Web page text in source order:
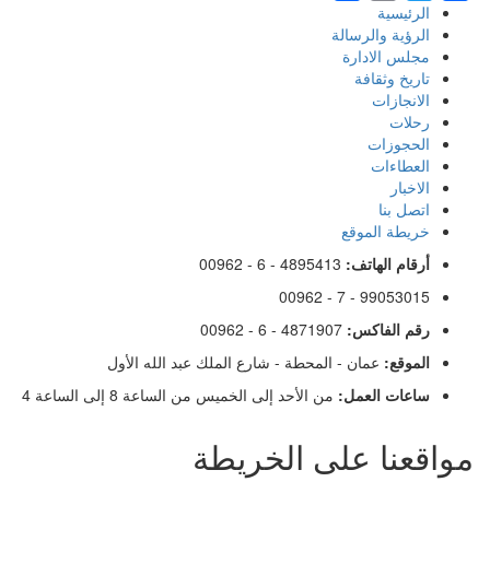
Footer
Menu
الرئيسية
الرؤية والرسالة
مجلس الادارة
تاريخ وثقافة
الانجازات
رحلات
الحجوزات
العطاءات
الاخبار
اتصل بنا
خريطة الموقع
أرقام الهاتف: 00962 - 6 - 4895413
00962 - 7 - 99053015
رقم الفاكس: 00962 - 6 - 4871907
الموقع: عمان - المحطة - شارع الملك عبد الله الأول
ساعات العمل: من الأحد إلى الخميس من الساعة 8 إلى الساعة 4
مواقعنا على الخريطة